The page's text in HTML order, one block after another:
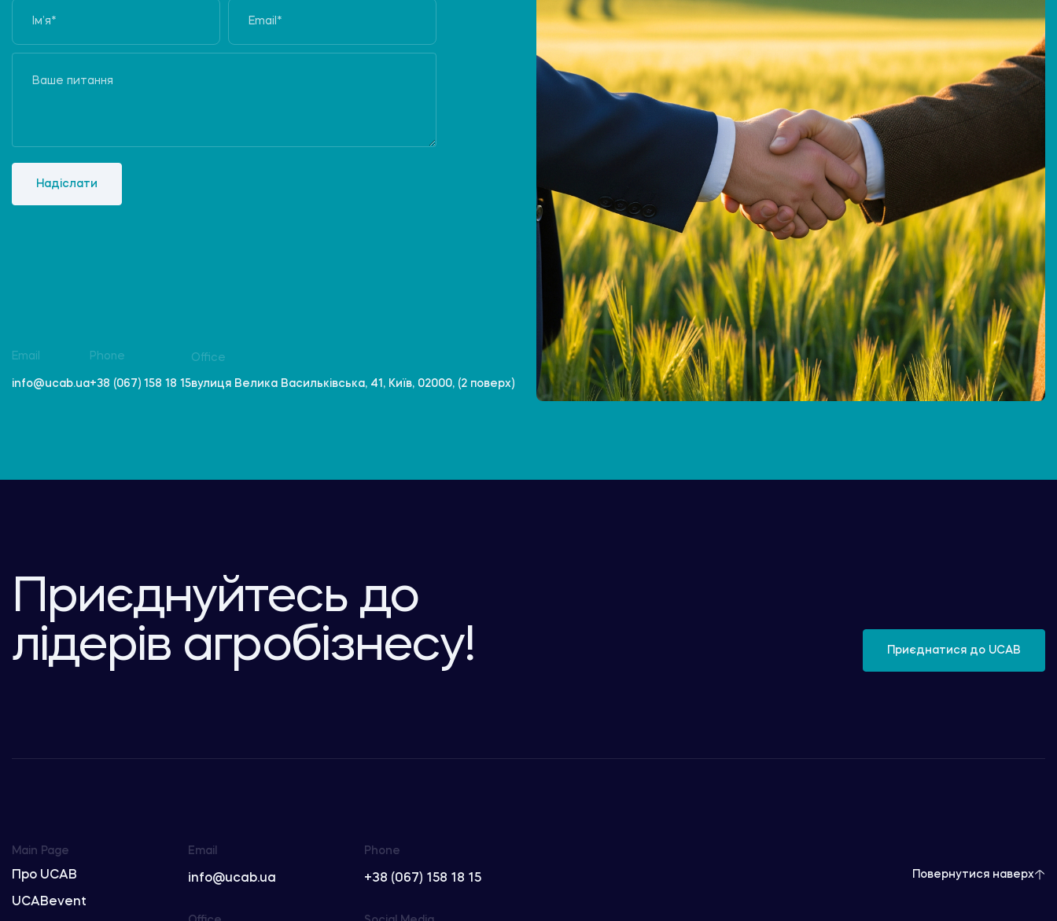
Надіслати
Email
info@ucab.ua
Phone
+38 (067) 158 18 15
Office
вулиця Велика Васильківська, 41, Київ, 02000, (2 поверх)
Приєднуйтесь до
лідерів агробізнесу!
Приєднатися до UCAB
Main Page
Про UCAB
UCABevent
Email
info@ucab.ua
Phone
+38 (067) 158 18 15 Повернутися наверх